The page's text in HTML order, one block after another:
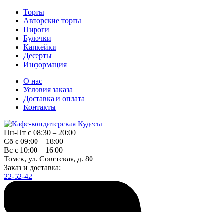
Торты
Авторские торты
Пироги
Булочки
Капкейки
Десерты
Информация
О нас
Условия заказа
Доставка и оплата
Контакты
Пн-Пт с 08:30 – 20:00
Сб с 09:00 – 18:00
Вс с 10:00 – 16:00
Томск, ул. Советская, д. 80
Заказ и доставка:
22-52-42